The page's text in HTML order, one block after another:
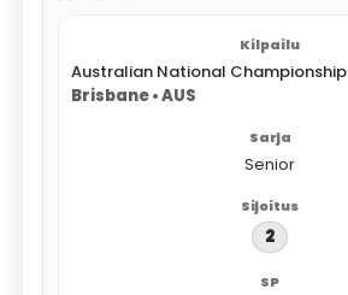
Australian National
Brisbane • AUS
Senior
2